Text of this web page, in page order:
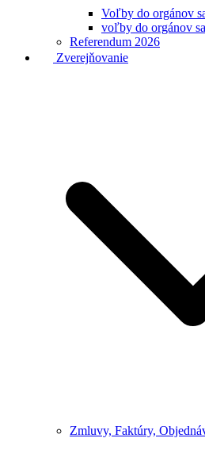
Voľby do orgánov
voľby do orgánov
Referendum 2026
Zverejňovanie
Zmluvy, Faktúry,